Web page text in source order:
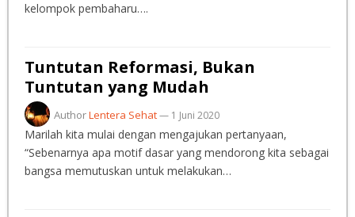
kelompok pembaharu….
Tuntutan Reformasi, Bukan
Tuntutan yang Mudah
AuthorLentera Sehat— 1 Juni 2020
Marilah kita mulai dengan mengajukan pertanyaan,
“Sebenarnya apa motif dasar yang mendorong kita sebagai
bangsa memutuskan untuk melakukan…